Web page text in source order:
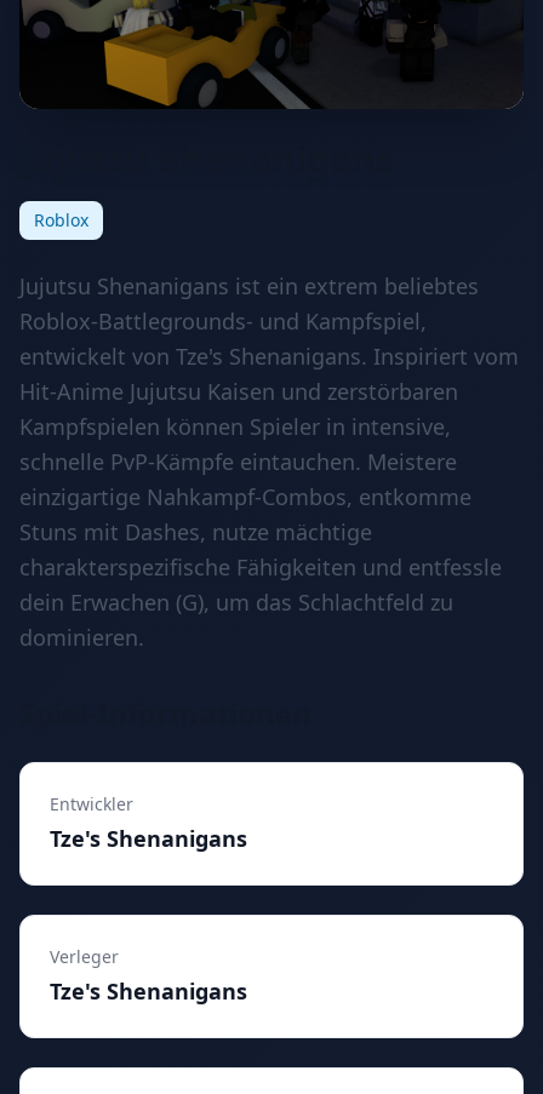
Roblox
Jujutsu Shenanigans ist ein extrem beliebtes
Roblox-Battlegrounds- und Kampfspiel,
entwickelt von Tze's Shenanigans. Inspiriert vom
Hit-Anime Jujutsu Kaisen und zerstörbaren
Kampfspielen können Spieler in intensive,
schnelle PvP-Kämpfe eintauchen. Meistere
einzigartige Nahkampf-Combos, entkomme
Stuns mit Dashes, nutze mächtige
charakterspezifische Fähigkeiten und entfessle
dein Erwachen (G), um das Schlachtfeld zu
dominieren.
Entwickler
Tze's Shenanigans
Verleger
Tze's Shenanigans